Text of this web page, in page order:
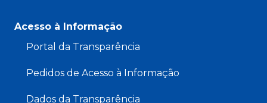
Acesso à Informação
Portal da Transparência
Pedidos de Acesso à Informação
Dados da Transparência